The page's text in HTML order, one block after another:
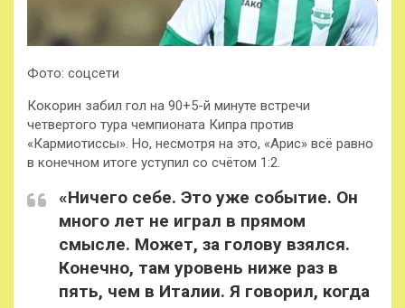
Фото: соцсети
Кокорин забил гол на 90+5-й минуте встречи
четвертого тура чемпионата Кипра против
«Кармиотиссы». Но, несмотря на это, «Арис» всё равно
в конечном итоге уступил со счётом 1:2.
«Ничего себе. Это уже событие. Он
много лет не играл в прямом
смысле. Может, за голову взялся.
Конечно, там уровень ниже раз в
пять, чем в Италии. Я говорил, когда